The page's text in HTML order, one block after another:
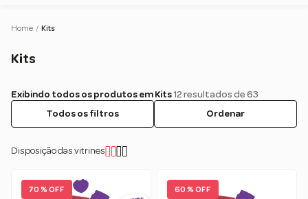
Home / Kits
Kits
Exibindo todos os produtos em Kits12 resultados de 63
Todos os filtros
Ordenar
Disposição das vitrines
70 % OFF 60 % OFF